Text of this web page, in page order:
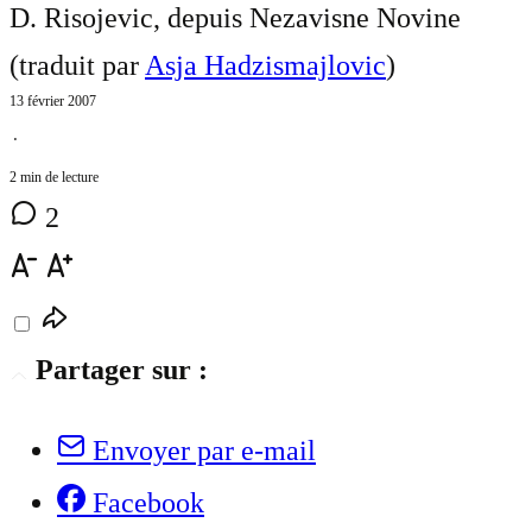
D. Risojevic, depuis Nezavisne Novine
(traduit par Asja Hadzismajlovic)
13 février 2007
⋅
2 min de lecture
2
Partager sur :
Envoyer par e-mail
Facebook